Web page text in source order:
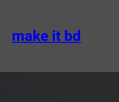
contentmake it bd